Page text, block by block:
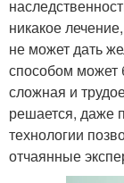
никакое
не может дать
способом может
сложная и
решается, даже
технологии
отчаянные